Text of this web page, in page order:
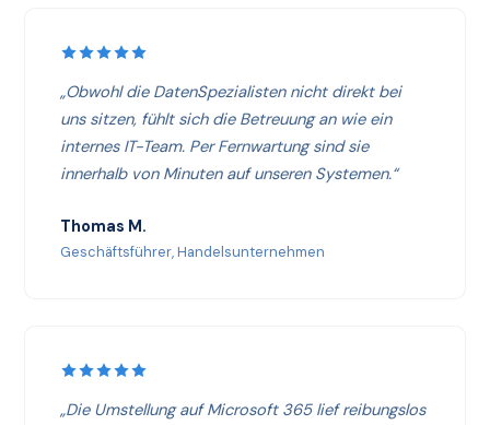
„Obwohl die DatenSpezialisten nicht direkt bei
uns sitzen, fühlt sich die Betreuung an wie ein
internes IT-Team. Per Fernwartung sind sie
innerhalb von Minuten auf unseren Systemen.“
Thomas M.
Geschäftsführer, Handelsunternehmen
„Die Umstellung auf Microsoft 365 lief reibungslos